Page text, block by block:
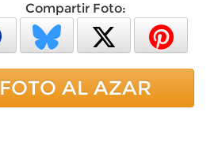
Compartir Foto:
FOTO AL AZAR